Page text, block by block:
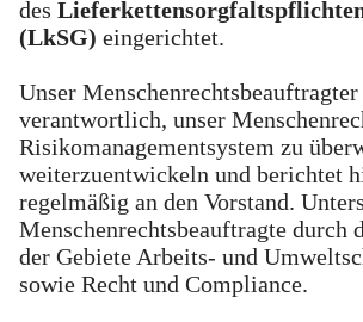
des
(LkSG) eingerichtet.
Unser
verantwortlich, unser
Risikomanagementsystem zu
weiterzuentwickeln und berichtet
regelmäßig an den Vorstand.
Menschenrechtsbeauftragte durch
der Gebiete Arbeits- und
sowie Recht und Compliance.